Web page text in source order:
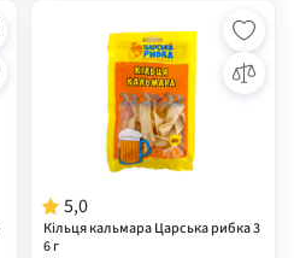
5,0
Кільця кальмара Царська рибка 3
6 г